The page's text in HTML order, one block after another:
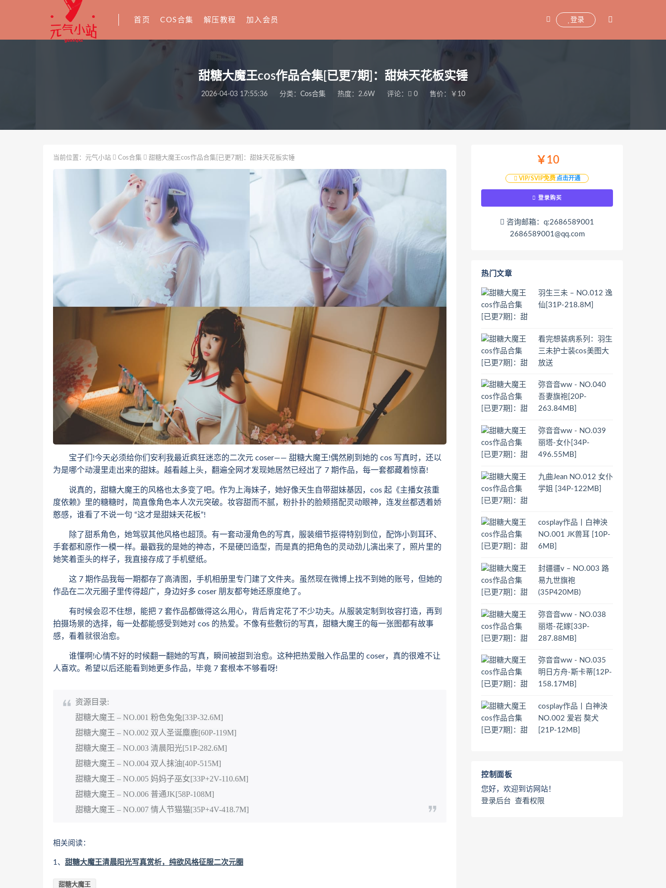
首页 COS合集 解压教程 加入会员 登录
甜糖大魔王cos作品合集[已更7期]：甜妹天花板实锤
2026-04-03 17:55:36 分类： Cos合集 热度：2.6W 评论： 0 售价：￥10
当前位置： 元气小站 Cos合集 甜糖大魔王cos作品合集[已更7期]：甜妹天花板实锤
宝子们!今天必须给你们安利我最近疯狂迷恋的二次元 coser—— 甜糖大魔王!偶然刷到她的 cos 写真时，还以
为是哪个动漫里走出来的甜妹。越看越上头，翻遍全网才发现她居然已经出了 7 期作品，每一套都藏着惊喜!
说真的，甜糖大魔王的风格也太多变了吧。作为上海妹子，她好像天生自带甜妹基因，cos 起《主播女孩重
度依赖》里的糖糖时，简直像角色本人次元突破。妆容甜而不腻，粉扑扑的脸颊搭配灵动眼神，连发丝都透着娇
憨感，谁看了不说一句 “这才是甜妹天花板”!
除了甜系角色，她驾驭其他风格也超顶。有一套动漫角色的写真，服装细节抠得特别到位，配饰小到耳环、
手套都和原作一模一样。最戳我的是她的神态，不是硬凹造型，而是真的把角色的灵动劲儿演出来了，照片里的
她笑着歪头的样子，我直接存成了手机壁纸。
这 7 期作品我每一期都存了高清图，手机相册里专门建了文件夹。虽然现在微博上找不到她的账号，但她的
作品在二次元圈子里传得超广，身边好多 coser 朋友都夸她还原度绝了。
有时候会忍不住想，能把 7 套作品都做得这么用心，背后肯定花了不少功夫。从服装定制到妆容打造，再到
拍摄场景的选择，每一处都能感受到她对 cos 的热爱。不像有些敷衍的写真，甜糖大魔王的每一张图都有故事
感，看着就很治愈。
谁懂啊!心情不好的时候翻一翻她的写真，瞬间被甜到治愈。这种把热爱融入作品里的 coser，真的很难不让
人喜欢。希望以后还能看到她更多作品，毕竟 7 套根本不够看呀!
资源目录:
甜糖大魔王 – NO.001 粉色兔兔[33P-32.6M]
甜糖大魔王 – NO.002 双人圣诞麋鹿[60P-119M]
甜糖大魔王 – NO.003 清晨阳光[51P-282.6M]
甜糖大魔王 – NO.004 双人抹油[40P-515M]
甜糖大魔王 – NO.005 妈妈子巫女[33P+2V-110.6M]
甜糖大魔王 – NO.006 普通JK[58P-108M]
甜糖大魔王 – NO.007 情人节猫猫[35P+4V-418.7M]
相关阅读：
1、 甜糖大魔王清晨阳光写真赏析​​，纯欲风格征服二次元圈
甜糖大魔王
￥10
VIP/SVIP免费 点击开通
登录购买
咨询邮箱：q:2686589001
2686589001@qq.com
热门文章
羽生三未 – NO.012 逸
仙[31P-218.8M]
看完想装病系列：羽生
三未护士装cos美图大
放送
弥音音ww - NO.040
吾妻旗袍[20P-
263.84MB]
弥音音ww - NO.039
丽塔-女仆[34P-
496.55MB]
九曲Jean NO.012 女仆
学姐 [34P-122MB]
cosplay作品丨白神泱
NO.001 JK兽耳 [10P-
6MB]
封疆疆v – NO.003 路
易九世旗袍
(35P420MB)
弥音音ww - NO.038
丽塔-花嫁[33P-
287.88MB]
弥音音ww - NO.035
明日方舟-斯卡蒂[12P-
158.17MB]
cosplay作品丨白神泱
NO.002 爱岩 獒犬
[21P-12MB]
控制面板
您好，欢迎到访网站！
登录后台 查看权限